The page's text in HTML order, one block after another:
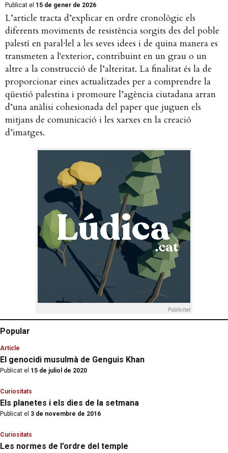
Publicat el 15 de gener de 2026
L’article tracta d’explicar en ordre cronològic els
diferents moviments de resistència sorgits des del poble
palestí en paral·lel a les seves idees i de quina manera es
transmeten a l'exterior, contribuint en un grau o un
altre a la construcció de l’alteritat. La finalitat és la de
proporcionar eines actualitzades per a comprendre la
qüestió palestina i promoure l’agència ciutadana arran
d’una anàlisi cohesionada del paper que juguen els
mitjans de comunicació i les xarxes en la creació
d’imatges.
Publicitat
Popular
Article
El genocidi musulmà de Genguis Khan
Publicat el 15 de juliol de 2020
Curiositats
Els planetes i els dies de la setmana
Publicat el 3 de novembre de 2016
Curiositats
Les normes de l’ordre del temple